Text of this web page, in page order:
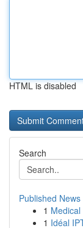
HTML is disabled
Search
Published News
1
1 Idéal